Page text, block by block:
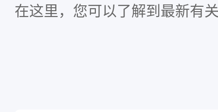
在这里，您可以了解到最新有